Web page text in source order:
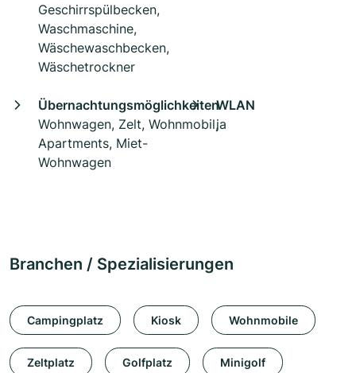
Geschirrspülbecken,
Waschmaschine,
Wäschewaschbecken,
Wäschetrockner
Übernachtungsmöglichkeiten
Wohnwagen, Zelt, Wohnmobil,
Apartments, Miet-
Wohnwagen
WLAN
ja
Branchen / Spezialisierungen
Campingplatz Kiosk Wohnmobile
Zeltplatz Golfplatz Minigolf